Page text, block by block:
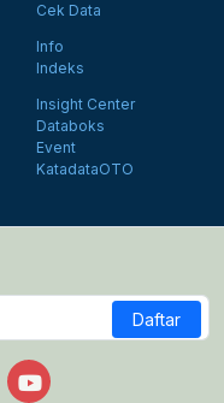
Cek Data
Info
Indeks
Insight Center
Databoks
Event
KatadataOTO
Daftar
Facebook
on Xus on Instagram
Follow us on